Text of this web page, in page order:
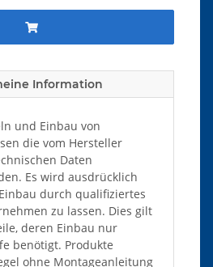
Information
und Einbau von
die vom Hersteller
Daten
Es wird ausdrücklich
durch qualifiziertes
zu lassen. Dies gilt
deren Einbau nur
benötigt. Produkte
ohne Montageanleitung